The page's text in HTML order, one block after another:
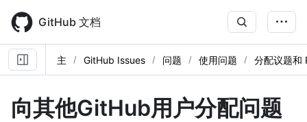
main
content
GitHub 文档
主 GitHub Issues 问题 使用问题 分配议题和
向其他GitHub用户分配问题